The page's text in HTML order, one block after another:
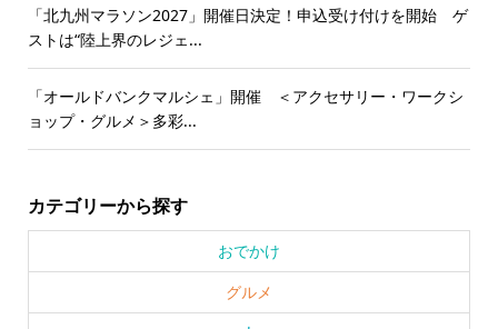
「北九州マラソン2027」開催日決定！申込受け付けを開始 ゲ
ストは“陸上界のレジェ...
「オールドバンクマルシェ」開催 ＜アクセサリー・ワークシ
ョップ・グルメ＞多彩...
カテゴリーから探す
おでかけ
グルメ